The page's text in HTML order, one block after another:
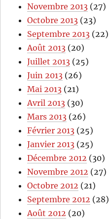
Novembre 2013 (27)
Octobre 2013 (23)
Septembre 2013 (22)
Août 2013 (20)
Juillet 2013 (25)
Juin 2013 (26)
Mai 2013 (21)
Avril 2013 (30)
Mars 2013 (26)
Février 2013 (25)
Janvier 2013 (25)
Décembre 2012 (30)
Novembre 2012 (27)
Octobre 2012 (21)
Septembre 2012 (28)
Août 2012 (20)